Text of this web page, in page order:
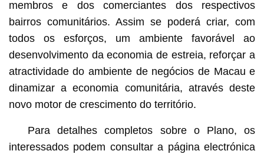
membros e dos comerciantes dos respectivos
bairros comunitários. Assim se poderá criar, com
todos os esforços, um ambiente favorável ao
desenvolvimento da economia de estreia, reforçar a
atractividade do ambiente de negócios de Macau e
dinamizar a economia comunitária, através deste
novo motor de crescimento do território.
Para detalhes completos sobre o Plano, os
interessados podem consultar a página electrónica